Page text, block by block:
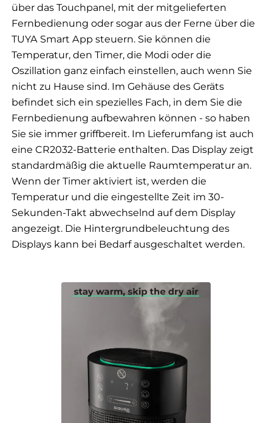
über das Touchpanel, mit der mitgelieferten
Fernbedienung oder sogar aus der Ferne über die
TUYA Smart App steuern. Sie können die
Temperatur, den Timer, die Modi oder die
Oszillation ganz einfach einstellen, auch wenn Sie
nicht zu Hause sind. Im Gehäuse des Geräts
befindet sich ein spezielles Fach, in dem Sie die
Fernbedienung aufbewahren können - so haben
Sie sie immer griffbereit. Im Lieferumfang ist auch
eine CR2032-Batterie enthalten. Das Display zeigt
standardmäßig die aktuelle Raumtemperatur an.
Wenn der Timer aktiviert ist, werden die
Temperatur und die eingestellte Zeit im 30-
Sekunden-Takt abwechselnd auf dem Display
angezeigt. Die Hintergrundbeleuchtung des
Displays kann bei Bedarf ausgeschaltet werden.